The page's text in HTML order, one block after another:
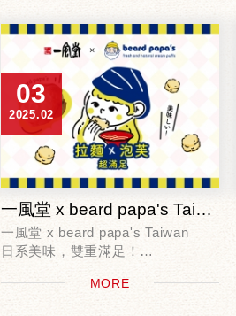
03
2025.02
一風堂 x beard papa's Taiwan 日系美味，雙重滿足！
一風堂 x beard papa's Taiwan
日系美味，雙重滿足！
只要到指定店舖消費滿390元
MORE